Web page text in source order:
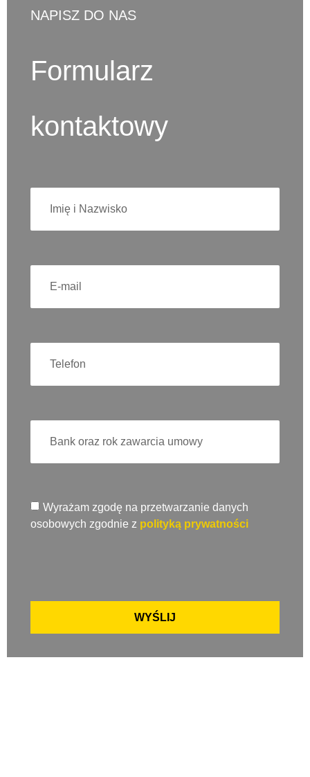
NAPISZ DO NAS
Formularz
kontaktowy
Wyrażam zgodę na przetwarzanie danych
osobowych zgodnie z polityką prywatności
WYŚLIJ